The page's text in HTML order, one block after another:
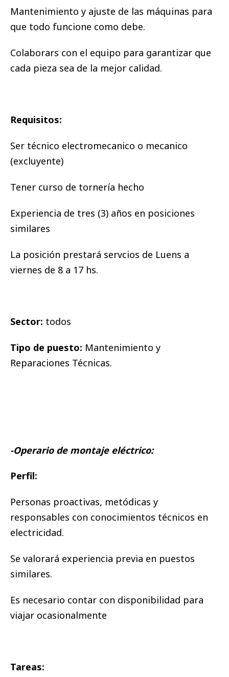
Mantenimiento y ajuste de las máquinas para
que todo funcione como debe.
Colaborars con el equipo para garantizar que
cada pieza sea de la mejor calidad.
Requisitos:
Ser técnico electromecanico o mecanico
(excluyente)
Tener curso de tornería hecho
Experiencia de tres (3) años en posiciones
similares
La posición prestará servcios de Luens a
viernes de 8 a 17 hs.
Sector: todos
Tipo de puesto: Mantenimiento y
Reparaciones Técnicas.
-Operario de montaje eléctrico:
Perfil:
Personas proactivas, metódicas y
responsables con conocimientos técnicos en
electricidad.
Se valorará experiencia previa en puestos
similares.
Es necesario contar con disponibilidad para
viajar ocasionalmente
Tareas: